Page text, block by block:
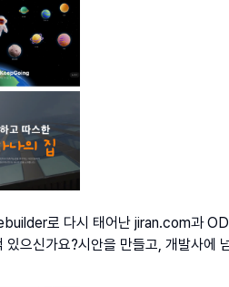
로 다시 태어난 jiran.com과
으신가요?시안을 만들고, 개발사